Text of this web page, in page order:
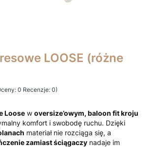
LOOSE (różne
0 Recenzje: 0)
Loose w oversize’owym, baloon fit kroju
komfort i swobodę ruchu. Dzięki
materiał nie rozciąga się, a
zamiast ściągaczy nadaje im